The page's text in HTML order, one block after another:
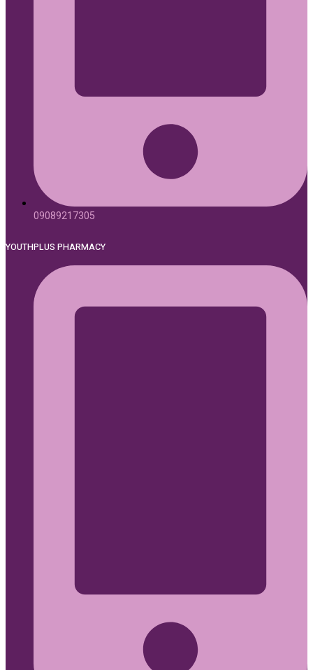
09089217305
YOUTHPLUS PHARMACY